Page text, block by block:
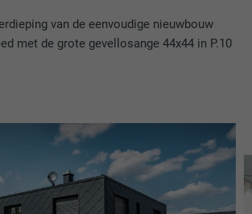
van de eenvoudige nieuwbouw
met de grote gevellosange 44x44 in P.10